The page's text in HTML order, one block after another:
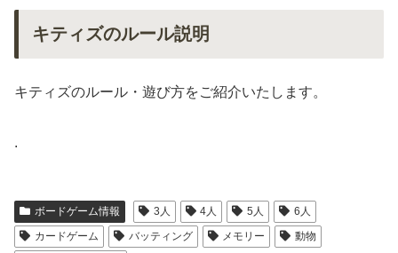
キティズのルール説明
キティズのルール・遊び方をご紹介いたします。
.
ボードゲーム情報 3人 4人 5人
6人
カードゲーム
バッティング メモリー
動物